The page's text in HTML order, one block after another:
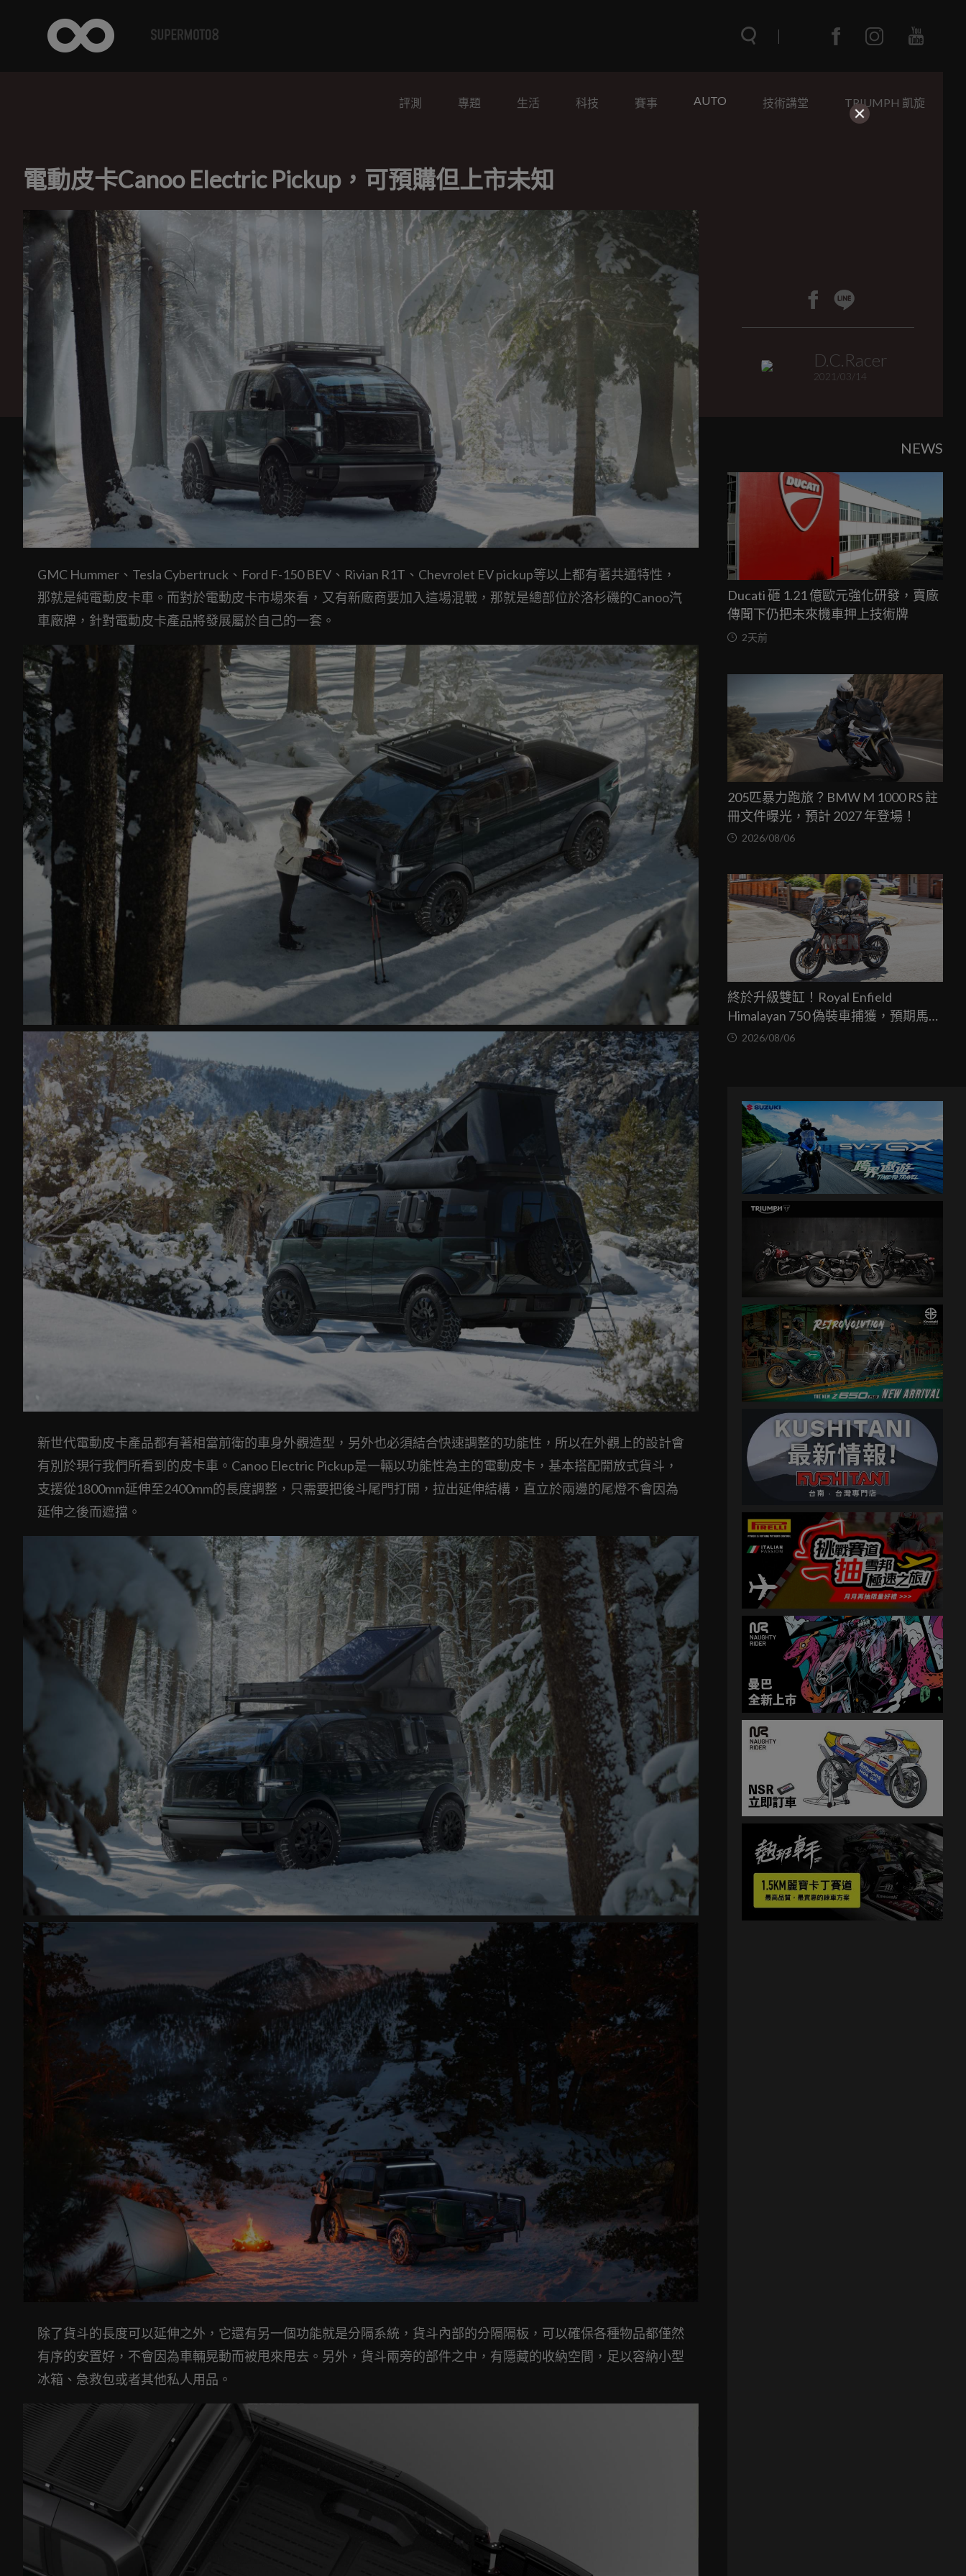
評測 專題 生活 科技 賽事 AUTO 技術講堂 TRIUMPH 凱旋
電動皮卡Canoo Electric Pickup，可預購但上市未知
D.C.Racer
2021/03/14
GMC Hummer、Tesla Cybertruck、Ford F-150 BEV、Rivian R1T、Chevrolet EV pickup等以上都有著共通特性，
那就是純電動皮卡車。而對於電動皮卡市場來看，又有新廠商要加入這場混戰，那就是總部位於洛杉磯的Canoo汽
車廠牌，針對電動皮卡產品將發展屬於自己的一套。
新世代電動皮卡產品都有著相當前衛的車身外觀造型，另外也必須結合快速調整的功能性，所以在外觀上的設計會
有別於現行我們所看到的皮卡車。Canoo Electric Pickup是一輛以功能性為主的電動皮卡，基本搭配開放式貨斗，
支援從1800mm延伸至2400mm的長度調整，只需要把後斗尾門打開，拉出延伸結構，直立於兩邊的尾燈不會因為
延伸之後而遮擋。
除了貨斗的長度可以延伸之外，它還有另一個功能就是分隔系統，貨斗內部的分隔隔板，可以確保各種物品都僅然
有序的安置好，不會因為車輛晃動而被甩來甩去。另外，貨斗兩旁的部件之中，有隱藏的收納空間，足以容納小型
冰箱、急救包或者其他私人用品。
NEWS
Ducati 砸 1.21 億歐元強化研發，賣廠
傳聞下仍把未來機車押上技術牌
2天前
205匹暴力跑旅？BMW M 1000 RS 註
冊文件曝光，預計 2027 年登場！
2026/08/06
終於升級雙缸！Royal Enfield
Himalayan 750 偽裝車捕獲，預期馬力
突破67匹，最快米蘭車展亮相
2026/08/06